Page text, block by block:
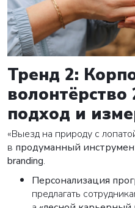
Тренд 2:
волонтёрство
подход и
«Выезд на природу с
в продуманный
branding.
Персонализация
предлагать